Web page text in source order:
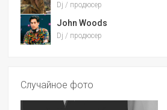
Dj / продюсер
John Woods
Dj / продюсер
Случайное фото